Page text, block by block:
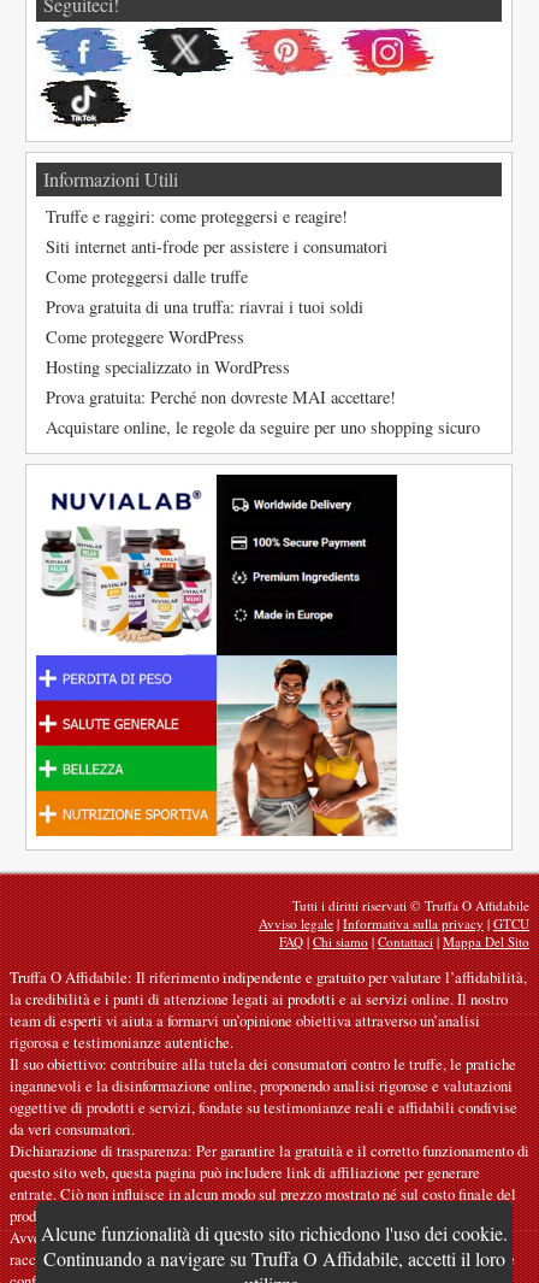
Alcune funzionalità di questo sito richiedono l'uso dei cookie.
Continuando a navigare su Truffa O Affidabile, accetti il loro
Informazioni Utili
Truffe e raggiri: come proteggersi e reagire!
Siti internet anti-frode per assistere i consumatori
Come proteggersi dalle truffe
Prova gratuita di una truffa: riavrai i tuoi soldi
Come proteggere WordPress
Hosting specializzato in WordPress
Prova gratuita: Perché non dovreste MAI accettare!
Acquistare online, le regole da seguire per uno shopping sicuro
Tutti i diritti riservati © Truffa O Affidabile
Avviso legale|Informativa sulla privacy|GTCU
FAQ|Chi siamo|Contattaci|Mappa Del Sito
Truffa O Affidabile: Il riferimento indipendente e gratuito per valutare l’affidabilità,
la credibilità e i punti di attenzione legati ai prodotti e ai servizi online. Il nostro
team di esperti vi aiuta a formarvi un’opinione obiettiva attraverso un’analisi
rigorosa e testimonianze autentiche.
Il suo obiettivo: contribuire alla tutela dei consumatori contro le truffe, le pratiche
ingannevoli e la disinformazione online, proponendo analisi rigorose e valutazioni
oggettive di prodotti e servizi, fondate su testimonianze reali e affidabili condivise
da veri consumatori.
Dichiarazione di trasparenza: Per garantire la gratuità e il corretto funzionamento di
questo sito web, questa pagina può includere link di affiliazione per generare
entrate. Ciò non influisce in alcun modo sul prezzo mostrato né sul costo finale del
prodotto o del servizio.
Avvertenze: I nostri articoli esprimono opinioni personali e non costituiscono
raccomandazioni ufficiali. Le informazioni fornite sono indicative e devono essere